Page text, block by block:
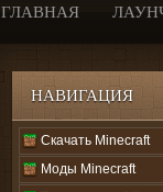
ГЛАВНАЯ
НАВИГАЦИЯ
Скачать Minecraft
Моды Minecraft